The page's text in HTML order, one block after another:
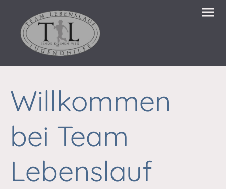
Willkommen
bei Team
Lebenslauf